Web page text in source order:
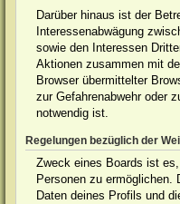
Darüber hinaus ist der
Interessenabwägung
sowie den Interessen
Aktionen zusammen mit
Browser übermittelter
zur Gefahrenabwehr oder
notwendig ist.
Regelungen bezüglich der
Zweck eines Boards ist
Personen zu ermöglichen.
Daten deines Profils und